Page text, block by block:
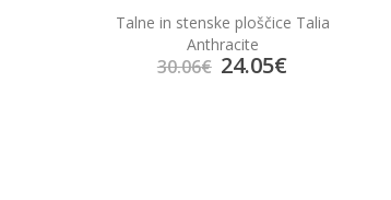
Talne in stenske ploščice Talia
Anthracite
30.06€ 24.05€